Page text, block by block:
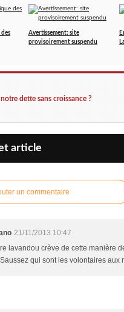
Avertissement: site
provisoirement suspendu
dette sans croissance ?
article
un commentaire
21/11/2013 10:47
lavandou crève de cette manière
qui sont les volontaires aux